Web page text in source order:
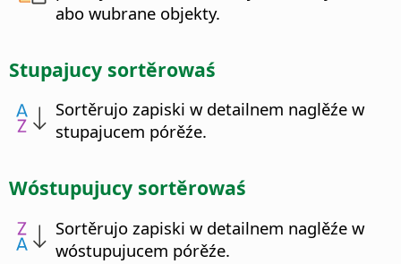
abo wubrane objekty.
Stupajucy sortěrowaś
Sortěrujo zapiski w detailnem naglěźe w
stupajucem pórěźe.
Wóstupujucy sortěrowaś
Sortěrujo zapiski w detailnem naglěźe w
wóstupujucem pórěźe.